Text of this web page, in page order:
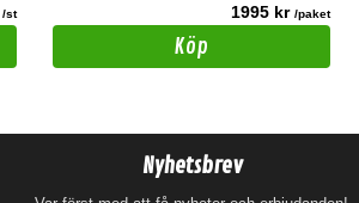
/st 1995 kr /paket
Köp
Nyhetsbrev